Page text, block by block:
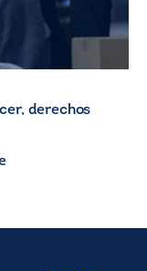
derechos